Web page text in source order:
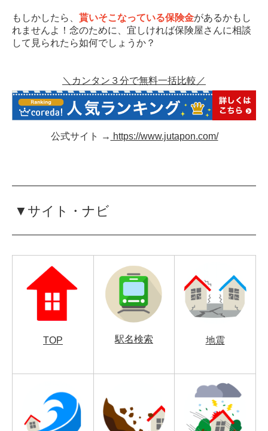
もしかしたら、 貰いそこなっている保険金があるかもし
れませんよ！念のために、宜しければ保険屋さんに相談
して見られたら如何でしょうか？
＼カンタン３分で無料一括比較／
公式サイト → https://www.jutapon.com/
▼サイト・ナビ
TOP 駅名検索 地震